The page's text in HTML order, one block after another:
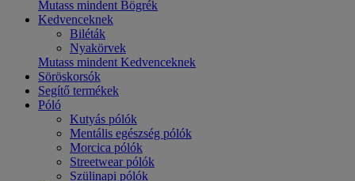
Mutass mindent Bögrék
Kedvenceknek
Biléták
Nyakörvek
Mutass mindent Kedvenceknek
Söröskorsók
Segítő termékek
Póló
Kutyás pólók
Mentális egészség pólók
Morcica pólók
Streetwear pólók
Szülinapi pólók